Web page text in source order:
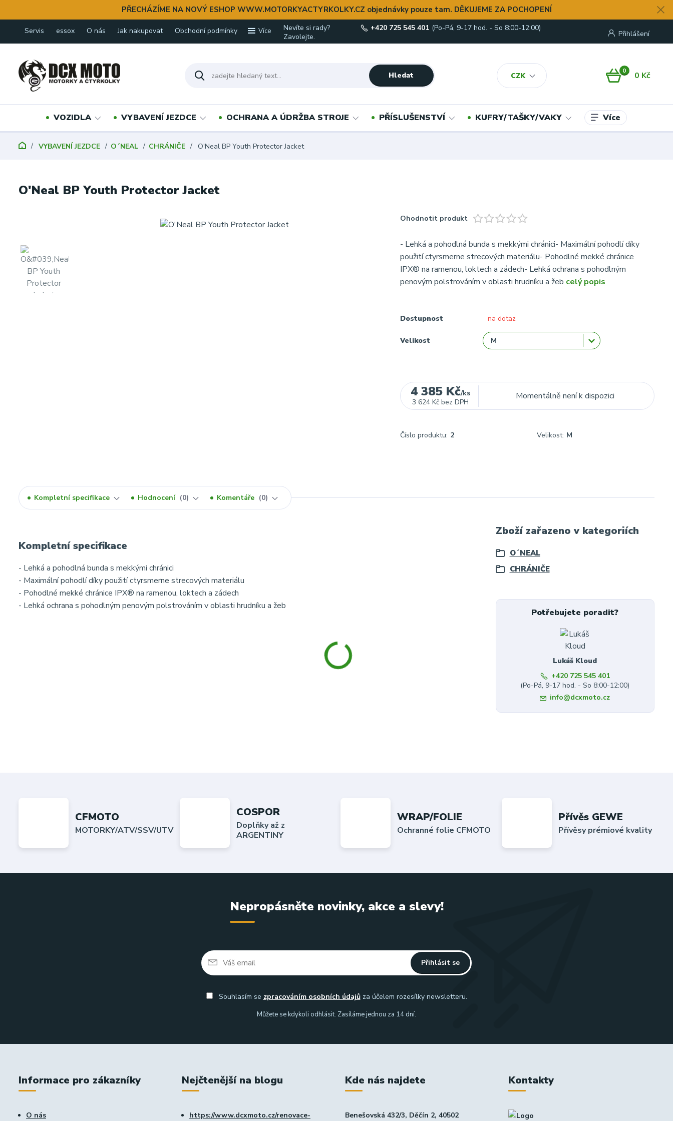
PŘECHÁZÍME NA NOVÝ ESHOP WWW.MOTORKYACTYRKOLKY.CZ objednávky pouze tam. DĚKUJEME ZA POCHOPENÍ
Servis essox O nás Jak nakupovat Obchodní podmínky Více
CZK
Přihlášení
Hledat
Nevíte si rady?
Zavolejte.
+420 725 545 401 (Po-Pá, 9-17 hod. - So 8:00-12:00)
0 0 Kč
VOZIDLA VYBAVENÍ JEZDCE OCHRANA A ÚDRŽBA STROJE PŘÍSLUŠENSTVÍ KUFRY/TAŠKY/VAKY Více
VYBAVENÍ JEZDCE O´NEAL CHRÁNIČE O'Neal BP Youth Protector Jacket
O'Neal BP Youth Protector Jacket
Ohodnotit produkt
- Lehká a pohodlná bunda s mekkými chránici- Maximální pohodlí díky
použití ctyrsmerne strecových materiálu- Pohodlné mekké chránice
IPX® na ramenou, loktech a zádech- Lehká ochrana s pohodlným
penovým polstrováním v oblasti hrudníku a žeb celý popis
Dostupnost na dotaz
Velikost
4 385 Kč/ks
3 624 Kč bez DPH
Momentálně není k dispozici
Číslo produktu: 2 Velikost: M
Kompletní specifikace Hodnocení 0 Komentáře 0
Kompletní specifikace
- Lehká a pohodlná bunda s mekkými chránici
- Maximální pohodlí díky použití ctyrsmerne strecových materiálu
- Pohodlné mekké chránice IPX® na ramenou, loktech a zádech
- Lehká ochrana s pohodlným penovým polstrováním v oblasti hrudníku a žeb
Zboží zařazeno v kategoriích
O´NEAL
CHRÁNIČE
Potřebujete poradit?
Lukáš Kloud
+420 725 545 401
(Po-Pá, 9-17 hod. - So 8:00-12:00)
info@dcxmoto.cz
CFMOTO
MOTORKY/ATV/SSV/UTV
COSPOR
Doplňky až z
ARGENTINY
WRAP/FOLIE
Ochranné folie CFMOTO
Přívěs GEWE
Přívěsy prémiové kvality
Nepropásněte novinky, akce a slevy!
Přihlásit se
Souhlasím se zpracováním osobních údajůza účelem rozesílky newsletteru.
Můžete se kdykoli odhlásit. Zasíláme jednou za 14 dní.
Informace pro zákazníky
O nás
Nejčtenější na blogu
https://www.dcxmoto.cz/renovace-
Kde nás najdete
Benešovská 432/3, Děčín 2, 40502
Kontakty